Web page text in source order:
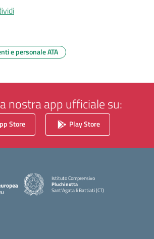
e personale ATA
nostra app ufficiale su:
Store Play Store
Istituto Comprensivo
Pluchinotta
Sant'Agata li Battiati (CT)
— Visita la pagina iniziale della scuola